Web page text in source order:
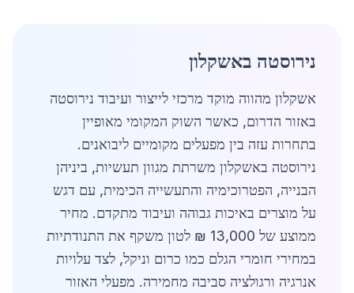
נירוסטה באשקלון
אשקלון מהווה מוקד מרכזי לייצור ועיבוד נירוסטה
באזור הדרום, כאשר השוק המקומי מאופיין
בתחרות עזה בין מפעלים מקומיים ליבואנים.
נירוסטה באשקלון משרתת מגוון תעשיות, ביניהן
הבנייה, הפטרוכימיה והתעשייה הכימית, עם דגש
על מוצרים באיכות גבוהה ועיבוד מתקדם. מחיר
ממוצע של 13,000 ₪ לטון משקף את התנודתיות
במחירי חומרי הגלם כמו כרום וניקל, לצד עלויות
אנרגיה ורגולציה סביבה מחמירה. מפעלי האזור